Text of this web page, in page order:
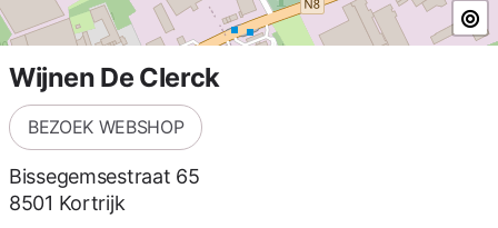
Wijnen De Clerck
BEZOEK WEBSHOP
Bissegemsestraat 65
8501 Kortrijk